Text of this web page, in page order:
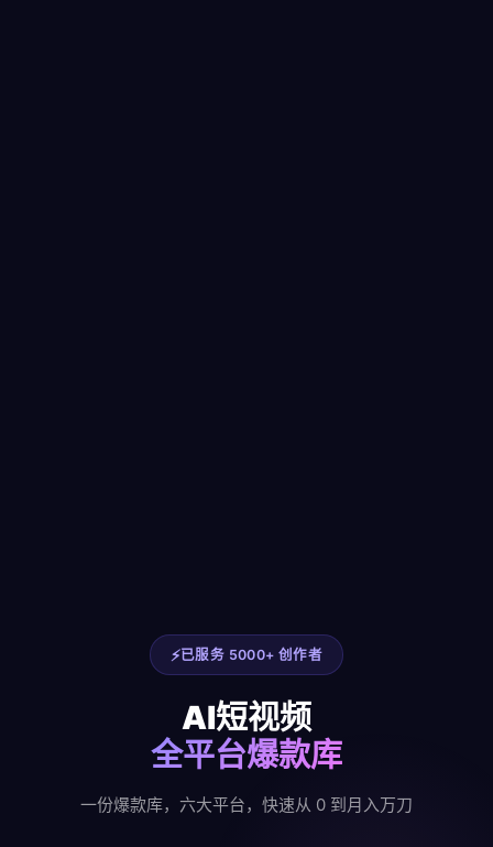
已服务 5000+ 创作者
AI短视频
全平台爆款库
一份爆款库，六大平台，快速从 0 到月入万刀